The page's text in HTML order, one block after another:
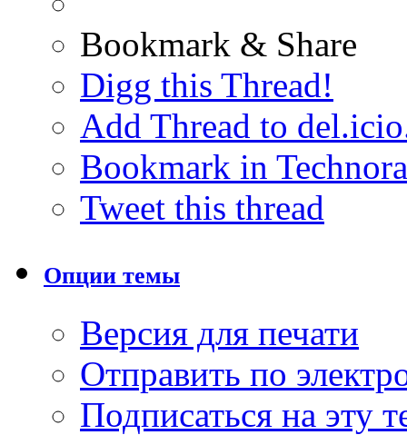
Bookmark & Share
Digg this Thread!
Add Thread to
Bookmark in
Tweet this thread
Опции темы
Версия для печати
Отправить по
Подписаться на эту